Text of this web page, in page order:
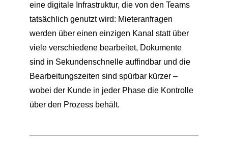
eine digitale Infrastruktur, die von den Teams
tatsächlich genutzt wird: Mieteranfragen
werden über einen einzigen Kanal statt über
viele verschiedene bearbeitet, Dokumente
sind in Sekundenschnelle auffindbar und die
Bearbeitungszeiten sind spürbar kürzer –
wobei der Kunde in jeder Phase die Kontrolle
über den Prozess behält.